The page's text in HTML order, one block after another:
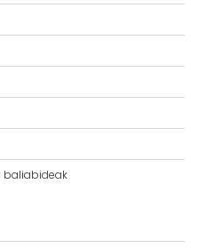
baliabideak